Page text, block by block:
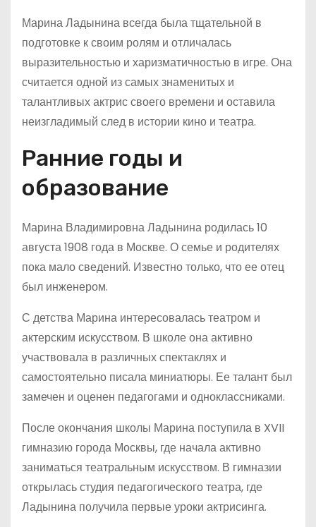
Марина Ладынина всегда была тщательной в
подготовке к своим ролям и отличалась
выразительностью и харизматичностью в игре. Она
считается одной из самых знаменитых и
талантливых актрис своего времени и оставила
неизгладимый след в истории кино и театра.
Ранние годы и
образование
Марина Владимировна Ладынина родилась 10
августа 1908 года в Москве. О семье и родителях
пока мало сведений. Известно только, что ее отец
был инженером.
С детства Марина интересовалась театром и
актерским искусством. В школе она активно
участвовала в различных спектаклях и
самостоятельно писала миниатюры. Ее талант был
замечен и оценен педагогами и одноклассниками.
После окончания школы Марина поступила в XVII
гимназию города Москвы, где начала активно
заниматься театральным искусством. В гимназии
открылась студия педагогического театра, где
Ладынина получила первые уроки актрисинга.